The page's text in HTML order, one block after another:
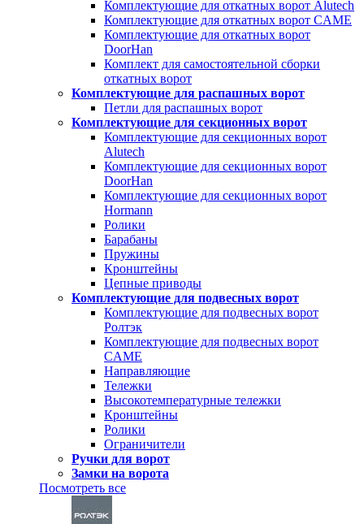
Комплектующие для откатных ворот Alutech
Комплектующие для откатных ворот CAME
Комплектующие для откатных ворот
DoorHan
Комплект для самостоятельной сборки
откатных ворот
Комплектующие для распашных ворот
Петли для распашных ворот
Комплектующие для секционных ворот
Комплектующие для секционных ворот
Alutech
Комплектующие для секционных ворот
DoorHan
Комплектующие для секционных ворот
Hormann
Ролики
Барабаны
Пружины
Кронштейны
Цепные приводы
Комплектующие для подвесных ворот
Комплектующие для подвесных ворот
Ролтэк
Комплектующие для подвесных ворот
CAME
Направляющие
Тележки
Высокотемпературные тележки
Кронштейны
Ролики
Ограничители
Ручки для ворот
Замки на ворота
Посмотреть все